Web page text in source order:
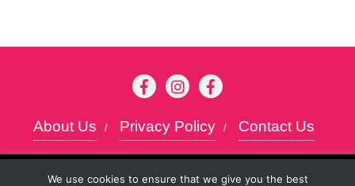
About Us Privacy Policy Contact Us
To give you the best possible user experience, this
We use cookies to ensure that we give you the best